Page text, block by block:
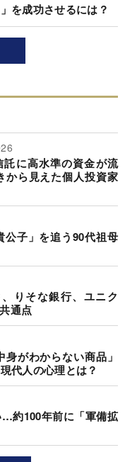
を成功させるには？
に高水準の資金が流
から見えた個人投資家
子」を追う90代祖母
りそな銀行、ユニク
通点
がわからない商品」
代人の心理とは？
約100年前に「軍備拡